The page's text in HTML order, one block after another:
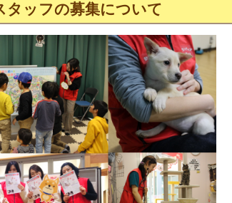
タッフの募集について